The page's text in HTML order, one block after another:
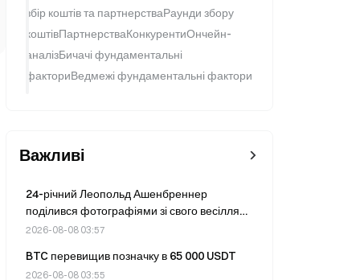
збір коштів та партнерстваРаунди збору
коштівПартнерстваКонкурентиОнчейн-
аналізБичачі фундаментальні
факториВедмежі фундаментальні фактори
Важливі
24-річний Леопольд Ашенбреннер
поділився фотографіями зі свого весілля
після падіння його фонду на 67% у липні та
2026-08-08 03:57
BTC перевищив позначку в 65 000 USDT
2026-08-08 03:55